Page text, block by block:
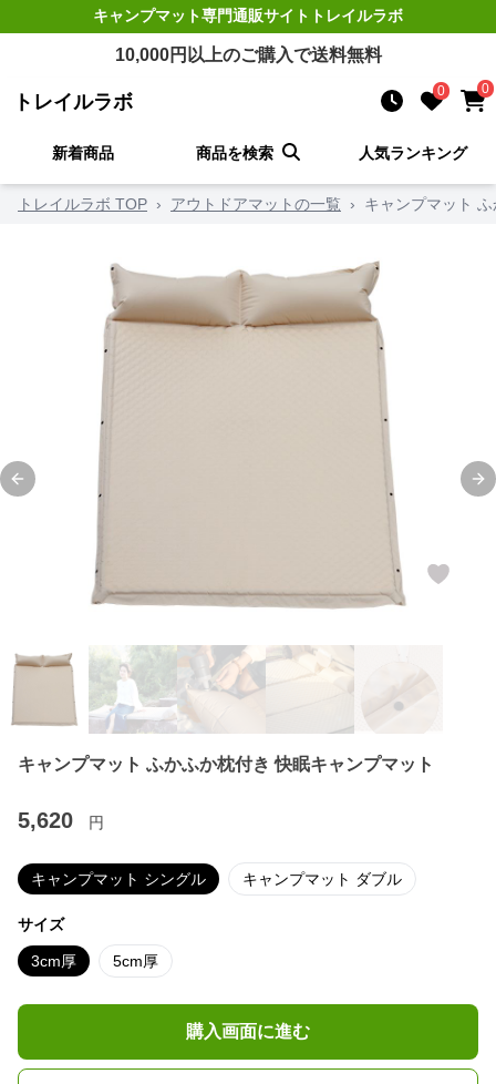
キャンプマット専門通販サイト トレイルラボ
10,000円以上のご購入で送料無料
トレイルラボ 0 0
新着商品 商品を検索 人気ランキング
トレイルラボ TOP › アウトドアマットの一覧 › キャンプマット
Previous slide
キャンプマット ふかふか枕付き 快眠キャンプマット
5,620 円
キャンプマット シングル キャンプマット ダブル
サイズ
3cm厚 5cm厚
購入画面に進む